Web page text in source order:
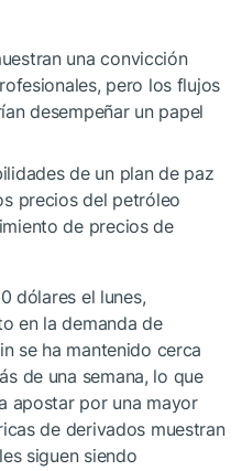
una convicción
pero los flujos
desempeñar un papel
de un plan de paz
precios del petróleo
de precios de
dólares el lunes,
en la demanda de
se ha mantenido cerca
de una semana, lo que
apostar por una mayor
de derivados muestran
siguen siendo